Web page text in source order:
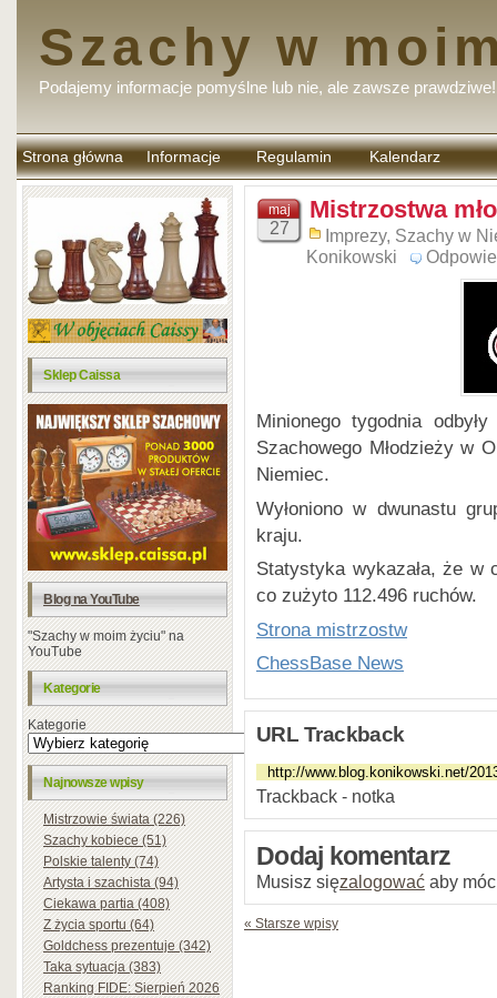
Szachy w
Podajemy informacje pomyślne lub nie, ale zawsze prawdziwe!
Strona główna Informacje Regulamin
komentarzy
Kalendarz
Sklep Caissa
Blog na YouTube
"Szachy w moim życiu" na
YouTube
Kategorie
Kategorie
Najnowsze wpisy
Mistrzowie świata (226)
Szachy kobiece (51)
Polskie talenty (74)
Artysta i szachista (94)
Ciekawa partia (408)
Z życia sportu (64)
Goldchess prezentuje (342)
Taka sytuacja (383)
Ranking FIDE: Sierpień 2026
maj
27
Mistrzostwa
Imprezy, Szachy w
Konikowski
Minionego tygodnia
Szachowego Młodzieży w
Niemiec.
Wyłoniono w dwunastu
kraju.
Statystyka wykazała, że w
co zużyto 112.496 ruchów.
Strona mistrzostw
ChessBase News
URL Trackback
Trackback - notka
Dodaj komentarz
Musisz sięzalogować aby
« Starsze wpisy